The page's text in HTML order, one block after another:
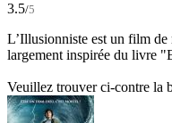
3.5/5
L’Illusionniste est un film
largement inspirée du livre
Veuillez trouver ci-contre la